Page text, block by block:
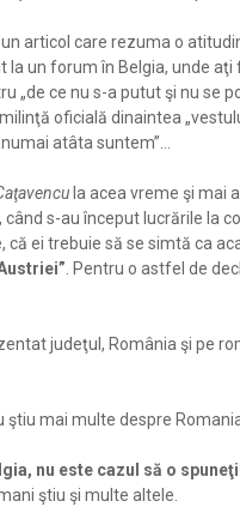
articol care rezuma o
un forum în Belgia, unde aţi
„de ce nu s-a putut şi nu se
oficială dinaintea
atâta suntem”...
la acea vreme şi mai
s-au început lucrările la
ei trebuie să se simtă ca
. Pentru o astfel de
judeţul, România şi pe
mai multe despre
nu este cazul să o
ştiu şi multe altele.